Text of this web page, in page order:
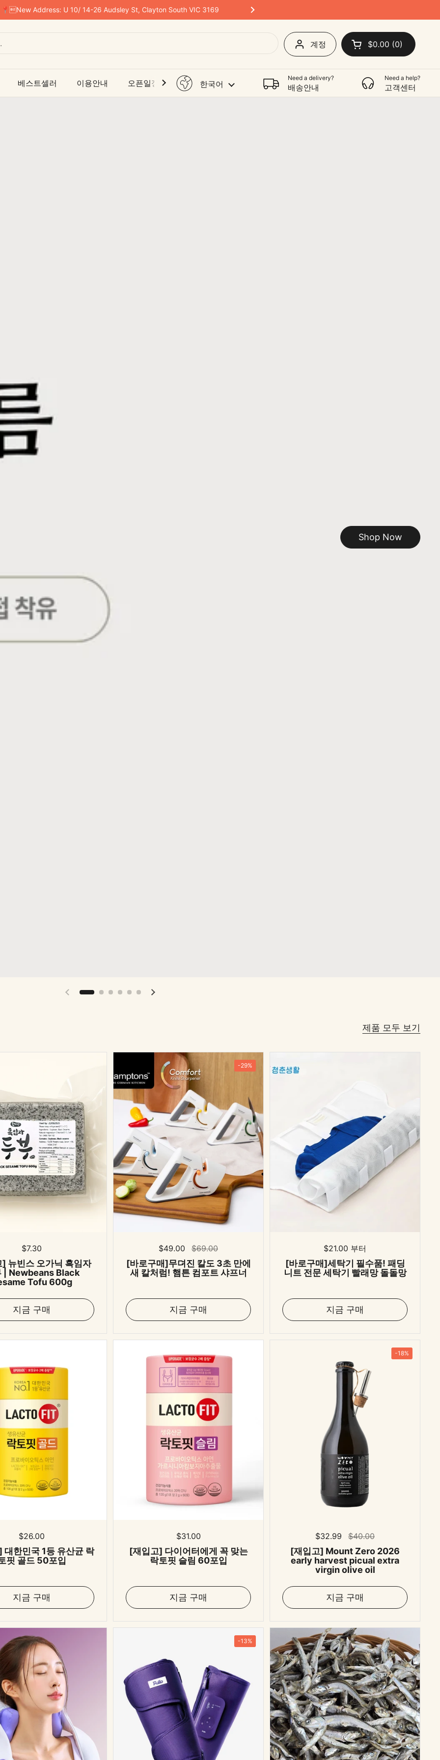
📍New Address: U 10/ 14-26 Audsley St, Clayton South VIC 3169 다음
계정 카트 열기
쇼핑 카트 총계:
$0.00 0
카트 내에 제품
베스트셀러 이용안내 오픈일정 해상택배
언어
한국어
Need a delivery?
배송안내
Need a help?
고객센터
Shop Now
이전 슬라이드 다음 슬라이드
제품 모두 보기
표준 가격
$7.30
뉴빈스 오가닉 흑임자
| Newbeans Black
Tofu 600g
지금 구매
표준 가격
$49.00 세일 가격
$69.00
[바로구매]무뎌진 칼도 3초 만에
새 칼처럼! 햄튼 컴포트 샤프너
지금 구매
-29%
표준 가격
$21.00 부터
[바로구매]세탁기 필수품! 패딩
니트 전문 세탁기 빨래망 돌돌망
지금 구매
표준 가격
$26.00
대한민국 1등 유산균 락
핏 골드 50포입
지금 구매
표준 가격
$31.00
[재입고] 다이어터에게 꼭 맞는
락토핏 슬림 60포입
지금 구매
표준 가격
$32.99 세일 가격
$40.00
[재입고] Mount Zero 2026
early harvest picual extra
virgin olive oil
지금 구매
-18%
-13%